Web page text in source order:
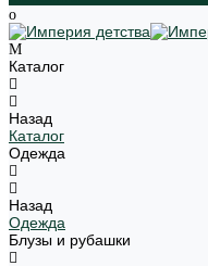
Каталог
Назад
Каталог
Одежда
Назад
Одежда
Блузы и рубашки